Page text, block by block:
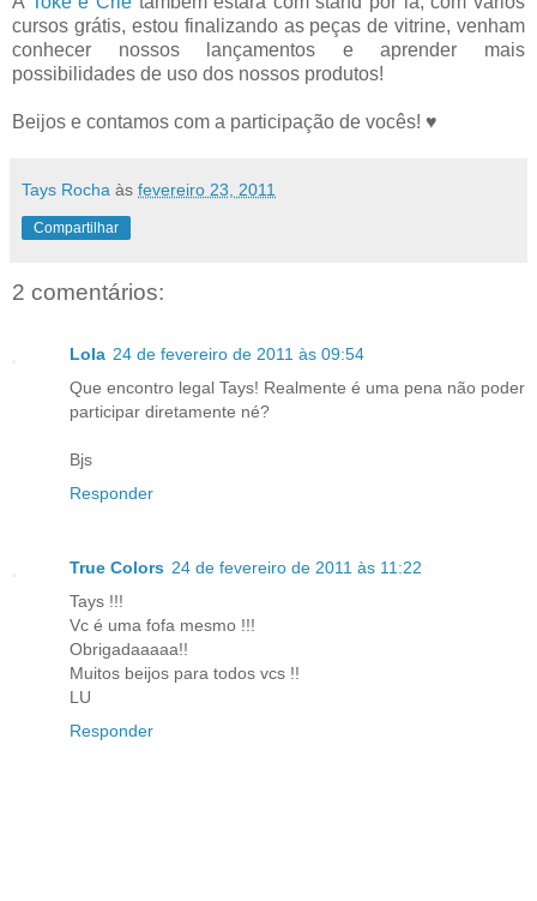
cursos grátis, estou finalizando as peças de vitrine, venham
conhecer nossos lançamentos e aprender mais
possibilidades de uso dos nossos produtos!
Beijos e contamos com a participação de vocês! ♥
Tays Rocha às fevereiro 23, 2011
Compartilhar
2 comentários:
Lola 24 de fevereiro de 2011 às 09:54
Que encontro legal Tays! Realmente é uma pena não poder
participar diretamente né?
Bjs
Responder
True Colors 24 de fevereiro de 2011 às 11:22
Tays !!!
Vc é uma fofa mesmo !!!
Obrigadaaaaa!!
Muitos beijos para todos vcs !!
LU
Responder